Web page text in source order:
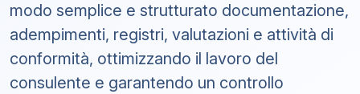
modo semplice e strutturato documentazione,
adempimenti, registri, valutazioni e attività di
conformità, ottimizzando il lavoro del
consulente e garantendo un controllo